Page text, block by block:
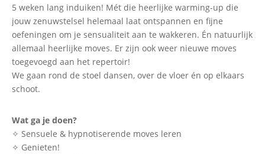
5 weken lang induiken! Mét die heerlijke warming-up die
jouw zenuwstelsel helemaal laat ontspannen en fijne
oefeningen om je sensualiteit aan te wakkeren. Én natuurlijk
allemaal heerlijke moves. Er zijn ook weer nieuwe moves
toegevoegd aan het repertoir!
We gaan rond de stoel dansen, over de vloer én op elkaars
schoot.
Wat ga je doen?
✧ Sensuele & hypnotiserende moves leren
✧ Genieten!